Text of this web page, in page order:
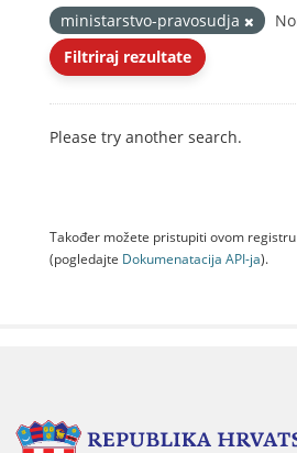
ministarstvo-pravosudja
Filtriraj rezultate
Please try another search.
Također možete pristupiti ovom
(pogledajte Dokumenаtаcijа API-jа).